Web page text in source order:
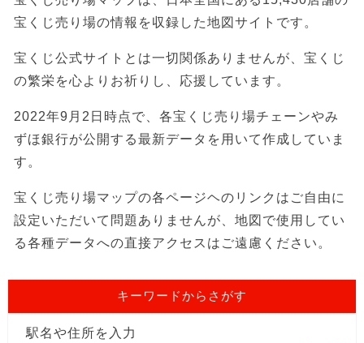
宝くじ売り場の情報を収録した地図サイトです。
宝くじ公式サイトとは一切関係ありませんが、宝くじ
の繁栄を心よりお祈りし、応援しています。
2022年9月2日時点で、各宝くじ売り場チェーンやみ
ずほ銀行が公開する最新データを用いて作成していま
す。
宝くじ売り場マップの各ページヘのリンクはご自由に
設定いただいて問題ありませんが、地図で使用してい
る各種データへの直接アクセスはご遠慮ください。
キーワードからさがす
駅名や住所を入力